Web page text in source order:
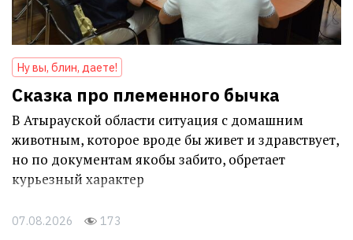
Ну вы, блин, даете!
Сказка про племенного бычка
В Атырауской области ситуация с домашним
животным, которое вроде бы живет и здравствует,
но по документам якобы забито, обретает
курьезный характер
07.08.2026 173